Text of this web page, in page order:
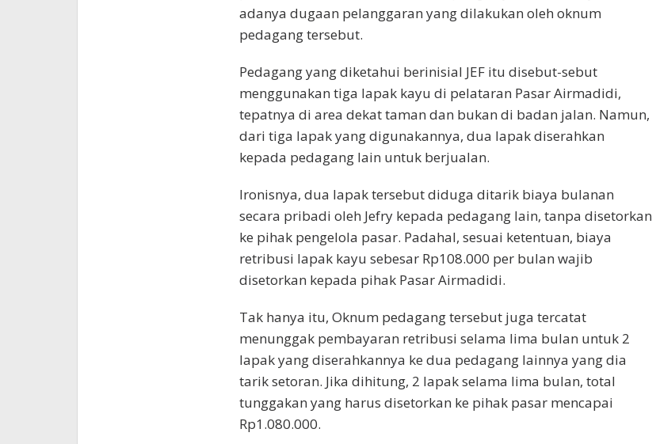
adanya dugaan pelanggaran yang dilakukan oleh oknum
pedagang tersebut.
Pedagang yang diketahui berinisial JEF itu disebut-sebut
menggunakan tiga lapak kayu di pelataran Pasar Airmadidi,
tepatnya di area dekat taman dan bukan di badan jalan. Namun,
dari tiga lapak yang digunakannya, dua lapak diserahkan
kepada pedagang lain untuk berjualan.
Ironisnya, dua lapak tersebut diduga ditarik biaya bulanan
secara pribadi oleh Jefry kepada pedagang lain, tanpa disetorkan
ke pihak pengelola pasar. Padahal, sesuai ketentuan, biaya
retribusi lapak kayu sebesar Rp108.000 per bulan wajib
disetorkan kepada pihak Pasar Airmadidi.
Tak hanya itu, Oknum pedagang tersebut juga tercatat
menunggak pembayaran retribusi selama lima bulan untuk 2
lapak yang diserahkannya ke dua pedagang lainnya yang dia
tarik setoran. Jika dihitung, 2 lapak selama lima bulan, total
tunggakan yang harus disetorkan ke pihak pasar mencapai
Rp1.080.000.